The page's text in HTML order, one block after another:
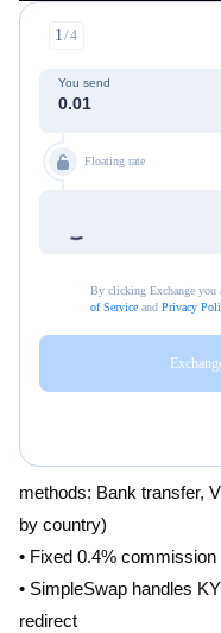
methods: Bank transfer,
by country)
• Fixed 0.4%
• SimpleSwap handles
redirect